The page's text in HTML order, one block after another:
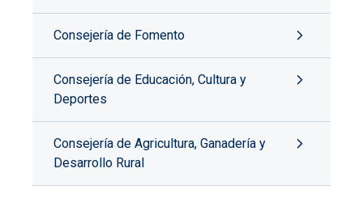
Consejería de Fomento
Consejería de Educación, Cultura y
Deportes
Consejería de Agricultura, Ganadería y
Desarrollo Rural